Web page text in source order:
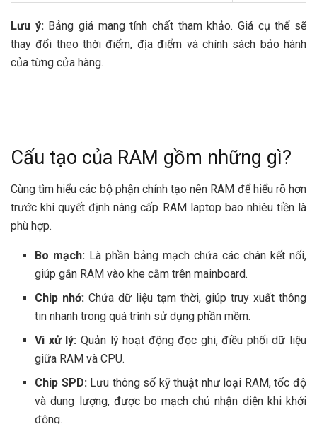
Lưu ý:Bảng giá mang tính chất tham khảo. Giá cụ thể sẽ
thay đổi theo thời điểm, địa điểm và chính sách bảo hành
của từng cửa hàng.
Cấu tạo của RAM gồm những gì?
Cùng tìm hiểu các bộ phận chính tạo nên RAM để hiểu rõ hơn
trước khi quyết định nâng cấp RAM laptop bao nhiêu tiền là
phù hợp.
Bo mạch: Là phần bảng mạch chứa các chân kết nối,
giúp gắn RAM vào khe cắm trên mainboard.
Chip nhớ: Chứa dữ liệu tạm thời, giúp truy xuất thông
tin nhanh trong quá trình sử dụng phần mềm.
Vi xử lý: Quản lý hoạt động đọc ghi, điều phối dữ liệu
giữa RAM và CPU.
Chip SPD: Lưu thông số kỹ thuật như loại RAM, tốc độ
và dung lượng, được bo mạch chủ nhận diện khi khởi
động.